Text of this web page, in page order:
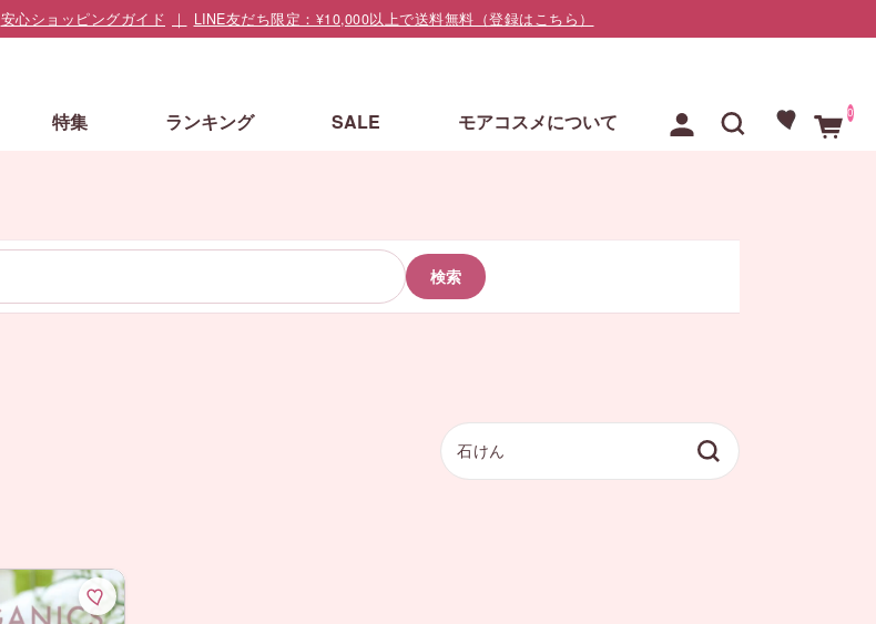
特集 ランキング SALE モアコスメについて 0
検索
安心ショッピングガイド LINE友だち限定：¥10,000以上で送料無料（登録はこちら）